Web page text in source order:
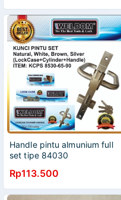
Handle pintu almunium full
set tipe 84030
Rp113.500